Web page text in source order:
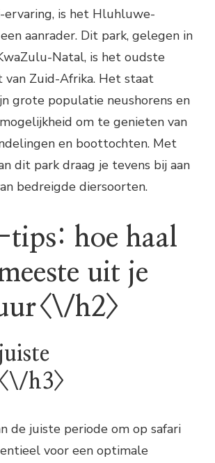
ervaring, is het Hluhluwe-
aanrader. Dit park, gelegen in
Natal, is het oudste
van Zuid-Afrika. Het staat
grote populatie neushorens en
om te genieten van
en boottochten. Met
dit park draag je tevens bij aan
bedreigde diersoorten.
tips: hoe haal
uit je
h2>
h3>
de juiste periode om op safari
voor een optimale